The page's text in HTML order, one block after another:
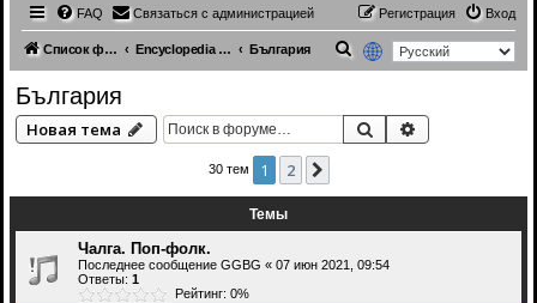
FAQ Связаться с администрацией Вход
Регистрация
Список форумов Encyclopedia | Энциклопедия България
с
България
Новая тема Поиск
30 тем 1 2
Темы
Чалга. Поп-фолк.
Последнее сообщение GGBG « 07 июн 2021, 09:54
Ответы: 1
Рейтинг: 0%